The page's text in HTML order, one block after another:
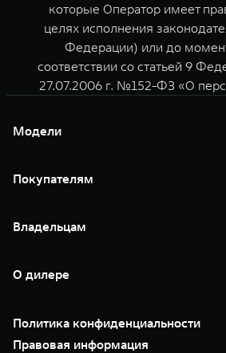
которые Оператор имеет
целях исполнения
Федерации) или до
соответствии со статьей 9
27.07.2006 г. №152-ФЗ «О
Модели
TANK 400
TANK 500
Покупателям
Тест-драйв
TANK Финансы
Корпоративным клиентам
Зарядные станции
Владельцам
Помощь на дороге
Новые цифровые сервисы TANK
Сервис
Нулевое ТО
Моторные масла
О дилере
35 лет GWM
GWM ТЕХ ДЕНЬ
Новости
Политика конфиденциальности
Правовая информация